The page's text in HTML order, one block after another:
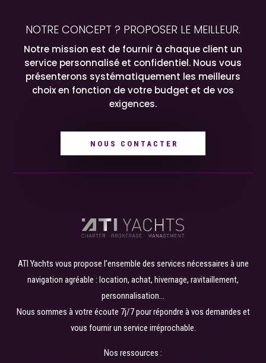
NOTRE CONCEPT ? PROPOSER LE MEILLEUR.
Notre mission est de fournir à chaque client un
service personnalisé et confidentiel. Nous vous
présenterons systématiquement les meilleurs
choix en fonction de votre budget et de vos
exigences.
NOUS CONTACTER
ATI Yachts vous propose l’ensemble des services nécessaires à une
navigation agréable : location, achat, hivernage, ravitaillement,
personnalisation…
Nous sommes à votre écoute 7j/7 pour répondre à vos demandes et
vous fournir un service irréprochable.
Nos ressources :